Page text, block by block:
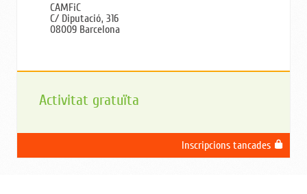
CAMFiC
C/ Diputació, 316
08009 Barcelona
Activitat gratuïta
Inscripcions tancades